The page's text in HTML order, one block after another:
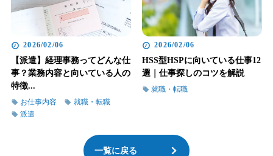
2026/02/06
【派遣】経理事務ってどんな仕
事？業務内容と向いている人の
特徴...
お仕事内容
就職・転職
派遣
2026/02/06
HSS型HSPに向いている仕事12
選｜仕事探しのコツを解説
就職・転職
一覧に戻る